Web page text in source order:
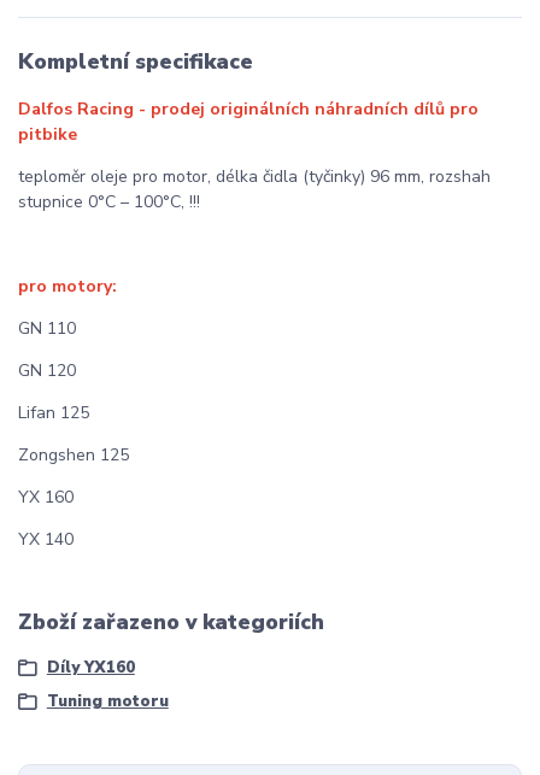
Kompletní specifikace
Dalfos Racing - prodej originálních náhradních dílů pro
pitbike
teploměr oleje pro motor, délka čidla (tyčinky) 96 mm, rozshah
stupnice 0°C – 100°C, !!!
pro motory:
GN 110
GN 120
Lifan 125
Zongshen 125
YX 160
YX 140
Zboží zařazeno v kategoriích
Díly YX160
Tuning motoru